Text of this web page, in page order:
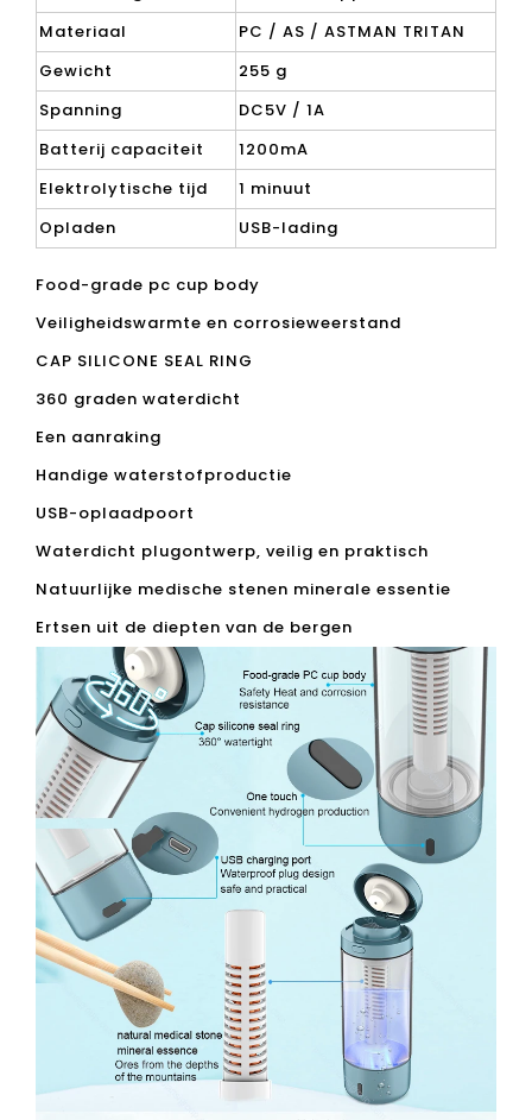
99,9% waterstofzuiverheid
5Min-oplossingstijd
> 1000ppb waterstofproductie
-200mv negatief potentieel
Productitem
SPE waterstof waterfles
Model
OLS-D
Kleur
Blauw, Sliver of Custom
Grootte
69 * 169mm
Volume
Water temperatuur
1-50 ℃
Waterstofgehalte
Materiaal
PC / AS / ASTMAN TRITAN
Gewicht
255 g
Spanning
DC5V / 1A
Batterij capaciteit
1200mA
Elektrolytische tijd
1 minuut
Opladen
USB-lading
Food-grade pc cup body
Veiligheidswarmte en corrosieweerstand
CAP SILICONE SEAL RING
360 graden waterdicht
Een aanraking
Handige waterstofproductie
USB-oplaadpoort
Waterdicht plugontwerp, veilig en praktisch
Natuurlijke medische stenen minerale essentie